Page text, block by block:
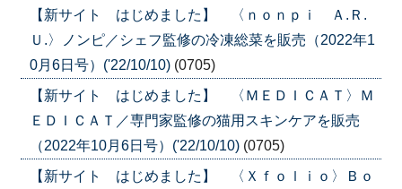
【新サイト はじめました】 〈ｎｏｎｐｉ Ａ.Ｒ.
Ｕ.〉ノンピ／シェフ監修の冷凍総菜を販売（2022年1
0月6日号）('22/10/10) (0705)
【新サイト はじめました】 〈ＭＥＤＩＣＡＴ〉Ｍ
ＥＤＩＣＡＴ／専門家監修の猫用スキンケアを販売
（2022年10月6日号）('22/10/10) (0705)
【新サイト はじめました】 〈Ｘｆｏｌｉｏ〉Ｂｏ